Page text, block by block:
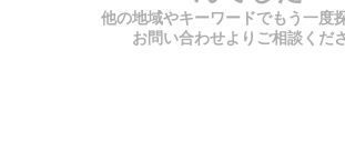
他の地域やキーワードでもう一度
お問い合わせよりご相談くだ